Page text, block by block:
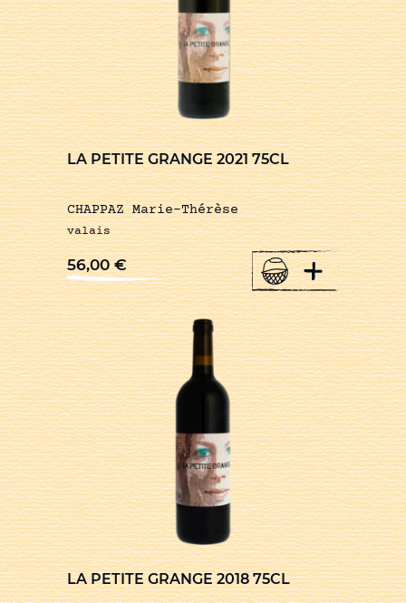
LA PETITE GRANGE 2021 75CL
CHAPPAZ Marie-Thérèse
valais
56,00€ +
LA PETITE GRANGE 2018 75CL